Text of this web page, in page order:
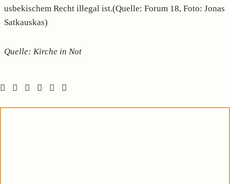
usbekischem Recht illegal ist.(Quelle: Forum 18, Foto: Jonas
Satkauskas)
Quelle: Kirche in Not